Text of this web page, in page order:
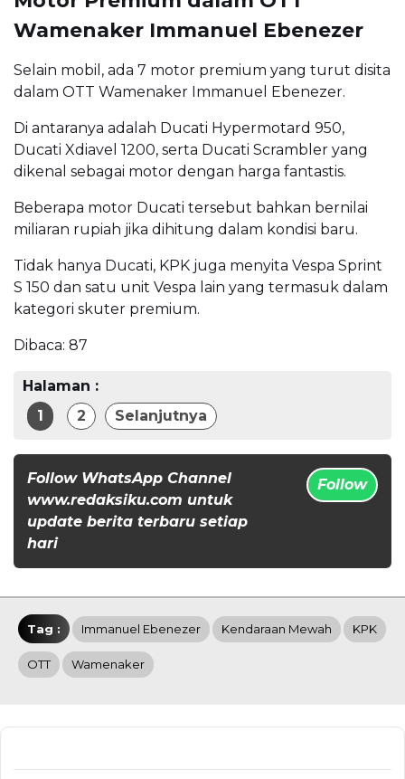
Wamenaker Immanuel Ebenezer
Selain mobil, ada 7 motor premium yang turut disita
dalam OTT Wamenaker Immanuel Ebenezer.
Di antaranya adalah Ducati Hypermotard 950,
Ducati Xdiavel 1200, serta Ducati Scrambler yang
dikenal sebagai motor dengan harga fantastis.
Beberapa motor Ducati tersebut bahkan bernilai
miliaran rupiah jika dihitung dalam kondisi baru.
Tidak hanya Ducati, KPK juga menyita Vespa Sprint
S 150 dan satu unit Vespa lain yang termasuk dalam
kategori skuter premium.
Dibaca: 87
Halaman :
1
2 Selanjutnya
Follow WhatsApp Channel
www.redaksiku.com untuk
update berita terbaru setiap
hari
Follow
Tag : Immanuel Ebenezer Kendaraan Mewah KPK
OTT Wamenaker